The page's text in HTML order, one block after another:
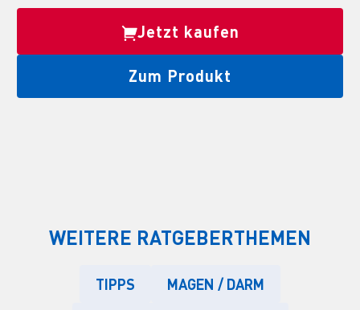
Jetzt kaufen
Zum Produkt
WEITERE RATGEBERTHEMEN
TIPPS MAGEN / DARM